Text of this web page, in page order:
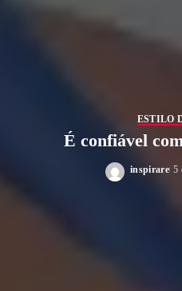
ESTILO
É confiável
Posted
inspirare 5